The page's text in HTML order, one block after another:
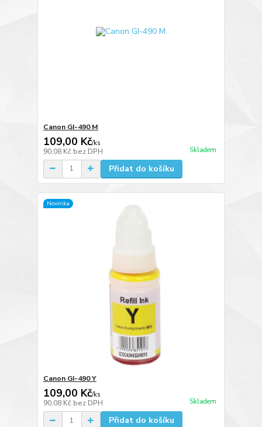
Canon GI-490 M
109,00 Kč/ks
90,08 Kč bez DPH Skladem
Přidat do košíku
Novinka
Canon GI-490 Y
109,00 Kč/ks
90,08 Kč bez DPH Skladem
Přidat do košíku